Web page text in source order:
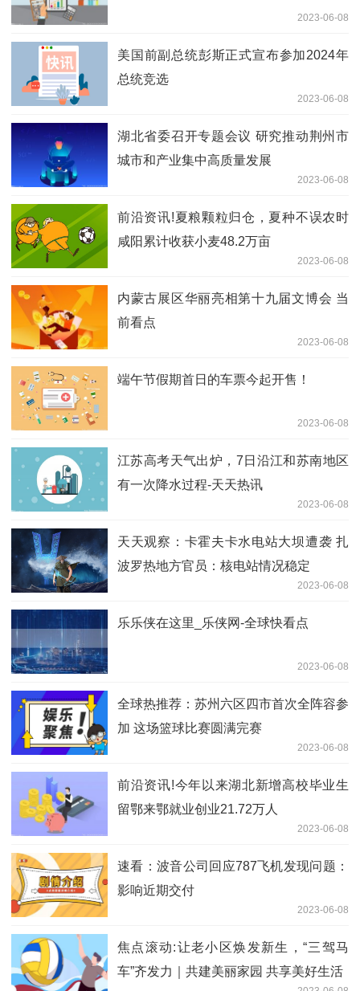
2023-06-08
美国前副总统彭斯正式宣布参加2024年
总统竞选
2023-06-08
湖北省委召开专题会议 研究推动荆州市
城市和产业集中高质量发展
2023-06-08
前沿资讯!夏粮颗粒归仓，夏种不误农时
咸阳累计收获小麦48.2万亩
2023-06-08
内蒙古展区华丽亮相第十九届文博会 当
前看点
2023-06-08
端午节假期首日的车票今起开售！
2023-06-08
江苏高考天气出炉，7日沿江和苏南地区
有一次降水过程-天天热讯
2023-06-08
天天观察：卡霍夫卡水电站大坝遭袭 扎
波罗热地方官员：核电站情况稳定
2023-06-08
乐乐侠在这里_乐侠网-全球快看点
2023-06-08
全球热推荐：苏州六区四市首次全阵容参
加 这场篮球比赛圆满完赛
2023-06-08
前沿资讯!今年以来湖北新增高校毕业生
留鄂来鄂就业创业21.72万人
2023-06-08
速看：波音公司回应787飞机发现问题：
影响近期交付
2023-06-08
焦点滚动:让老小区焕发新生，“三驾马
车”齐发力｜共建美丽家园 共享美好生活